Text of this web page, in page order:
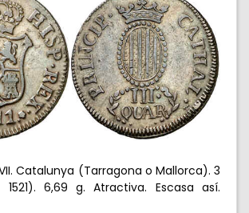
VII. Catalunya (Tarragona o Mallorca). 3
6,69 g. Atractiva. Escasa así.